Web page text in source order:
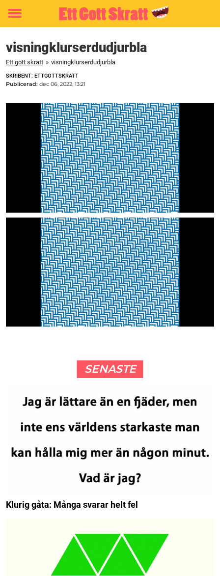
Toggle
visningklurserdudjurbla
Ett gott skratt » visningklurserdudjurbla
SKRIBENT: ETTGOTTSKRATT
Publicerad: dec 06, 2022, 13:21
SENASTE
Klurig gåta: Många svarar helt fel